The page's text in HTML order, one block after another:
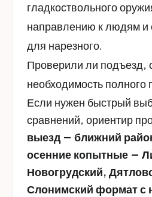
гладкоствольного
направлению к людям и
для нарезного.
Проверили ли подъезд,
необходимость полного
Если нужен быстрый
сравнений, ориентир
выезд — ближний
осенние копытные —
Новогрудский,
Слонимский формат с